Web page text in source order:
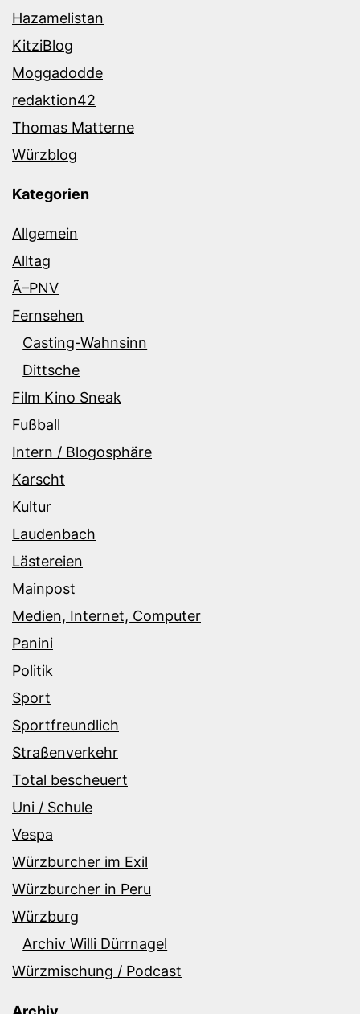
Hazamelistan
KitziBlog
Moggadodde
redaktion42
Thomas Matterne
Würzblog
Kategorien
Allgemein
Alltag
Ã–PNV
Fernsehen
Casting-Wahnsinn
Dittsche
Film Kino Sneak
Fußball
Intern / Blogosphäre
Karscht
Kultur
Laudenbach
Lästereien
Mainpost
Medien, Internet, Computer
Panini
Politik
Sport
Sportfreundlich
Straßenverkehr
Total bescheuert
Uni / Schule
Vespa
Würzburcher im Exil
Würzburcher in Peru
Würzburg
Archiv Willi Dürrnagel
Würzmischung / Podcast